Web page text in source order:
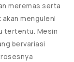
meremas serta
menguleni
tertentu. Mesin
bervariasi